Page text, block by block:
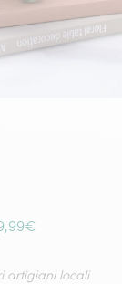
artigiani locali